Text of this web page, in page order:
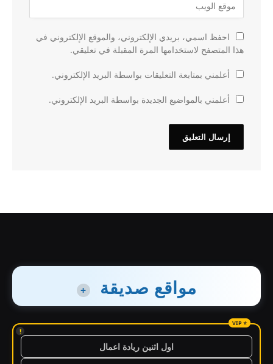
احفظ اسمي، بريدي الإلكتروني، والموقع الإلكتروني في
هذا المتصفح لاستخدامها المرة المقبلة في تعليقي.
أعلمني بمتابعة التعليقات بواسطة البريد الإلكتروني.
أعلمني بالمواضيع الجديدة بواسطة البريد الإلكتروني.
مواقع صديقة +
!
اول اثنين ريادة اعمال